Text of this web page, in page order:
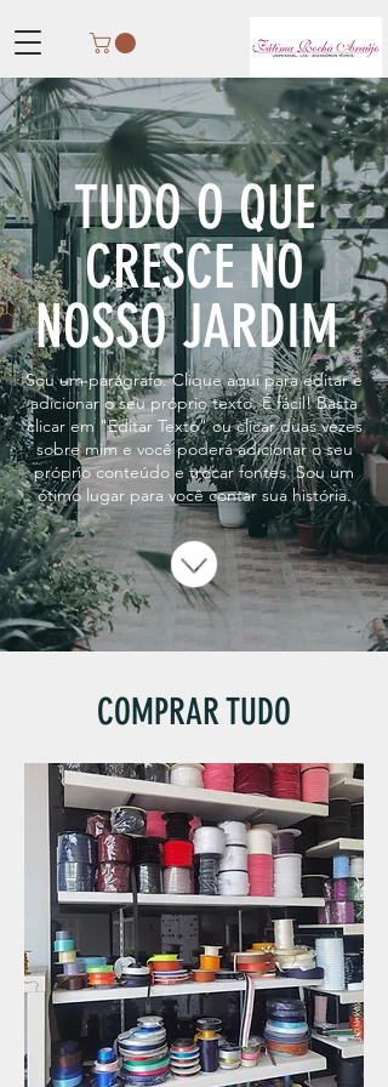
TUDO O QUE
CRESCE NO
NOSSO JARDIM
Sou um parágrafo. Clique aqui para editar e
adicionar o seu próprio texto. É fácil! Basta
clicar em "Editar Texto" ou clicar duas vezes
sobre mim e você poderá adicionar o seu
próprio conteúdo e trocar fontes. Sou um
ótimo lugar para você contar sua história.
COMPRAR TUDO